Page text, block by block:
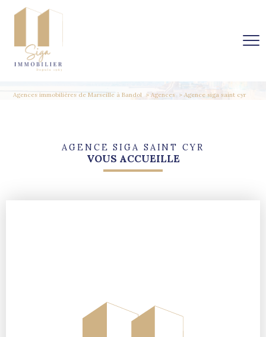
Agences immobilières de Marseille à Bandol Agences Agence siga saint cyr
AGENCE SIGA SAINT CYR
VOUS ACCUEILLE